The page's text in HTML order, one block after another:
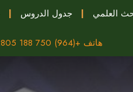
العلمي | جدول الدروس |
هاتف +(964) 750 188 2805